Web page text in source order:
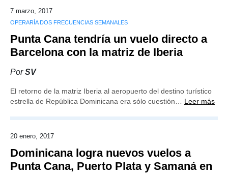
7 marzo, 2017
OPERARÍA DOS FRECUENCIAS SEMANALES
Punta Cana tendría un vuelo directo a
Barcelona con la matriz de Iberia
PorSV
El retorno de la matriz Iberia al aeropuerto del destino turístico
estrella de República Dominicana era sólo cuestión… Leer más
20 enero, 2017
Dominicana logra nuevos vuelos a
Punta Cana, Puerto Plata y Samaná en